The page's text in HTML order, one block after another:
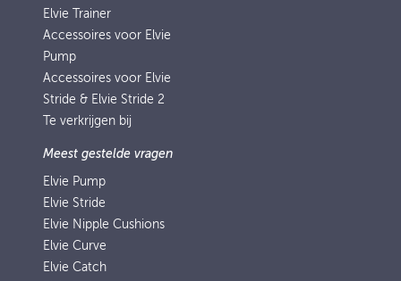
Elvie Trainer
Accessoires voor Elvie
Pump
Accessoires voor Elvie
Stride & Elvie Stride 2
Te verkrijgen bij
Meest gestelde vragen
Elvie Pump
Elvie Stride
Elvie Nipple Cushions
Elvie Curve
Elvie Catch